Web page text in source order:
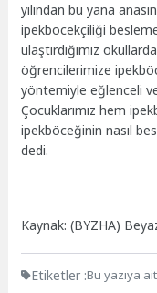
yılından bu yana
ipekböcekçiliği
ulaştırdığımız
öğrencilerimize
yöntemiyle eğlenceli
Çocuklarımız hem
ipekböceğinin nasıl
dedi.
Kaynak: (BYZHA)
Etiketler :Bu yazıya